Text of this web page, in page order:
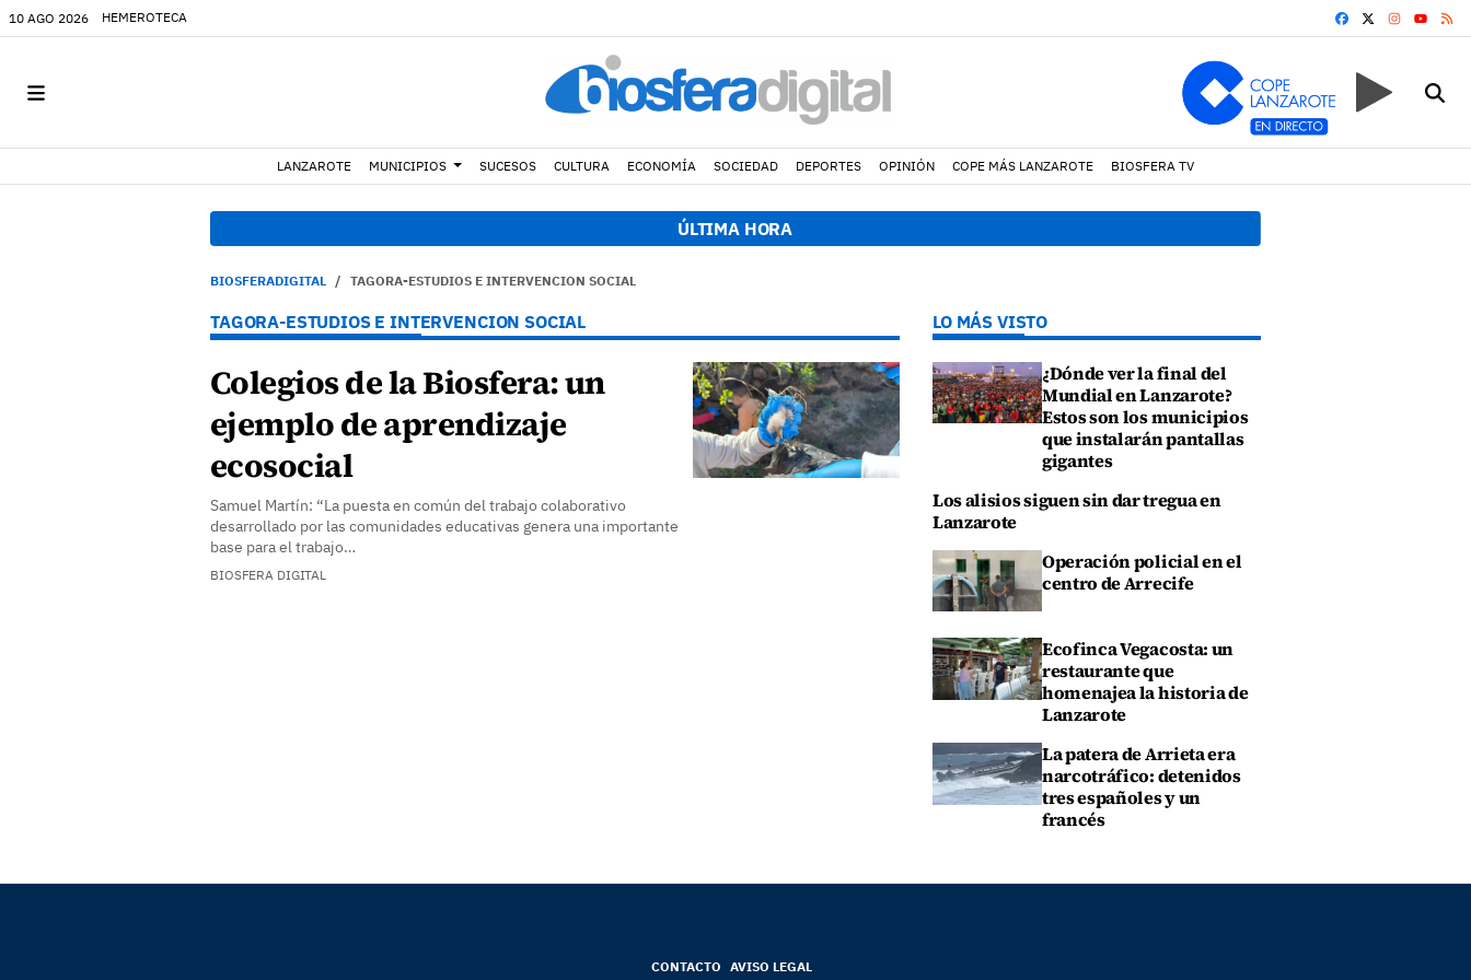
10 AGO 2026 HEMEROTECA FACEBOOK
YOUTUBE
LANZAROTE MUNICIPIOS SUCESOS CULTURA ECONOMÍA SOCIEDAD DEPORTES OPINIÓN COPE MÁS LANZAROTE BIOSFERA TV
ÚLTIMA HORA
Muere un motorista de 49 años en un accidente de tráfico en Haría
BIOSFERADIGITAL TAGORA-ESTUDIOS E INTERVENCION SOCIAL
TAGORA-ESTUDIOS E INTERVENCION SOCIAL
Colegios de la Biosfera: un
ejemplo de aprendizaje
ecosocial
Samuel Martín: “La puesta en común del trabajo colaborativo
desarrollado por las comunidades educativas genera una importante
base para el trabajo…
BIOSFERA DIGITAL
LO MÁS VISTO
¿Dónde ver la final del
Mundial en Lanzarote?
Estos son los municipios
que instalarán pantallas
gigantes
Los alisios siguen sin dar tregua en
Lanzarote
Operación policial en el
centro de Arrecife
Ecofinca Vegacosta: un
restaurante que
homenajea la historia de
Lanzarote
La patera de Arrieta era
narcotráfico: detenidos
tres españoles y un
francés
CONTACTO AVISO LEGAL